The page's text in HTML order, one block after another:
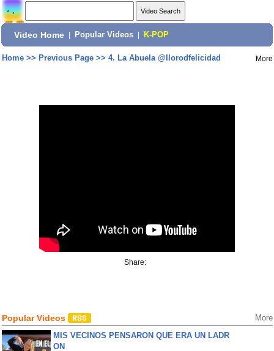
Video Home Popular Videos K-POP
Home>> Previous Page>> 4. La Abuela @llorodfelicidad More
Share:
Popular Videos More
MIS VECINOS PENSARON QUE ERA UN LADR
ON